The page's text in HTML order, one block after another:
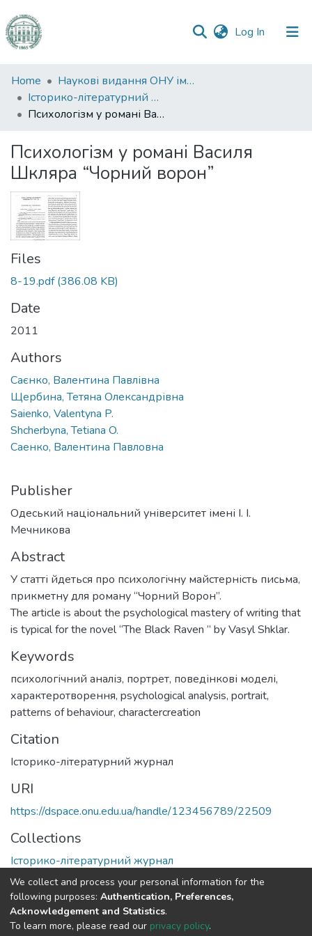
Log In (current)
Communities
&
Collections
Statistics
Home
Наукові видання ОНУ імені І. І. Мечникова
Історико-літературний журнал
Психологізм у романі Василя Шкляра “Чорний ворон”
Психологізм у романі Василя
Шкляра “Чорний ворон”
Files
8-19.pdf(386.08 KB)
Date
2011
Authors
Саєнко, Валентина Павлівна
Щербина, Тетяна Олександрівна
Saienko, Valentyna P.
Shcherbyna, Tetiana O.
Саенко, Валентина Павловна
Publisher
Одеський національний університет імені І. І.
Мечникова
Abstract
У статті йдеться про психологічну майстерність письма,
прикметну для роману “Чорний Ворон”.
The article is about the psychological mastery of writing that
is typical for the novel “The Black Raven ” by Vasyl Shklar.
Keywords
психологічний аналіз, портрет, поведінкові моделі,
характеротворення, psychological analysis, portrait,
patterns of behaviour, charactercreation
Citation
Історико-літературний журнал
URI
https://dspace.onu.edu.ua/handle/123456789/22509
Collections
Історико-літературний журнал
Full item page
We collect and process your personal information for the
following purposes: Authentication, Preferences,
Acknowledgement and Statistics.
To learn more, please read our privacy policy.